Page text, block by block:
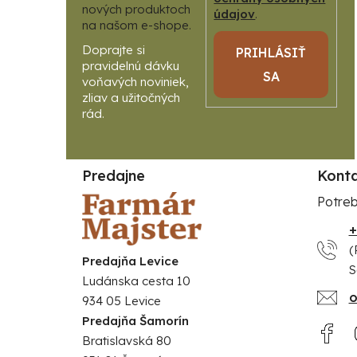
nových produktoch
na našom e-shope.
údajov.
PRIHLÁSIŤ
SA
Predajne
Predajňa Levice
Ludánska cesta 10
934 05 Levice
Predajňa Šamorín
Bratislavská 80